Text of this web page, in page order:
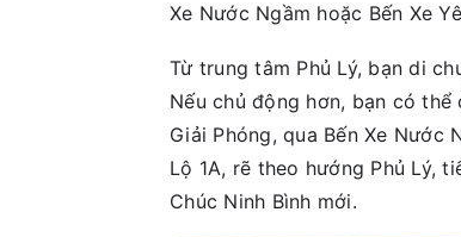
Xe Nước Ngầm hoặc Bến Xe
Từ trung tâm Phủ Lý, bạn di
Nếu chủ động hơn, bạn có
Giải Phóng, qua Bến Xe Nước
Lộ 1A, rẽ theo hướng Phủ Lý,
Chúc Ninh Bình mới.